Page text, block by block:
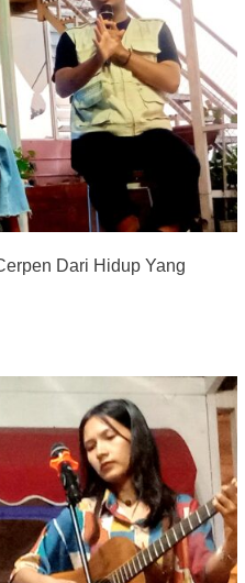
Dari Hidup Yang